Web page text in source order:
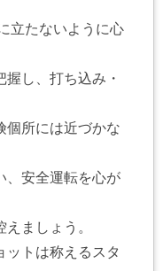
立たないように心
し、打ち込み・
所には近づかな
、安全運転を心が
ましょう。
トは称えるスタ